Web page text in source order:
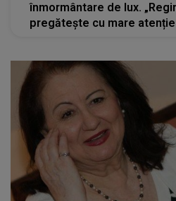
înmormântare de lux.
pregătește cu mare